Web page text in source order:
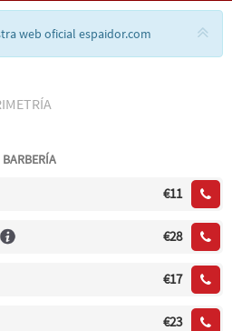
web oficial espaidor.com
BARBERÍA
€11
€28
€17
€23